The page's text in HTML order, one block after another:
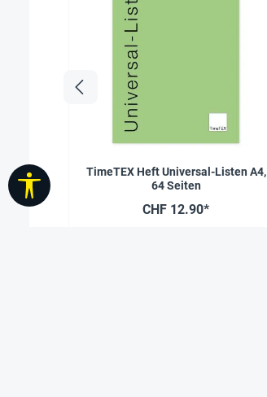
TimeTEX Heft Universal-Listen A4,
64 Seiten
CHF 12.90*
Werkzeugleiste anzeigen